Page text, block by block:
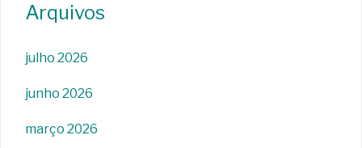
Arquivos
julho 2026
junho 2026
março 2026